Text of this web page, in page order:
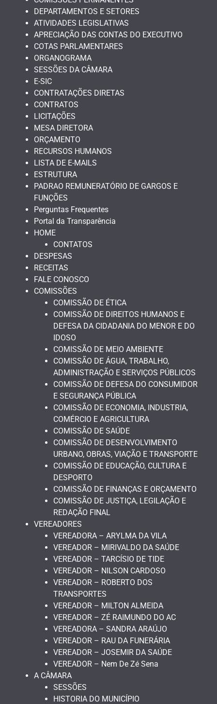
DEPARTAMENTOS E SETORES
ATIVIDADES LEGISLATIVAS
APRECIAÇÃO DAS CONTAS DO EXECUTIVO
COTAS PARLAMENTARES
ORGANOGRAMA
SESSÕES DA CÂMARA
E-SIC
CONTRATAÇÕES DIRETAS
CONTRATOS
LICITAÇÕES
MESA DIRETORA
ORÇAMENTO
RECURSOS HUMANOS
LISTA DE E-MAILS
ESTRUTURA
PADRAO REMUNERATÓRIO DE GARGOS E
FUNÇÕES
Perguntas Frequentes
Portal da Transparência
HOME
CONTATOS
DESPESAS
RECEITAS
FALE CONOSCO
COMISSÕES
COMISSÃO DE ÉTICA
COMISSÃO DE DIREITOS HUMANOS E
DEFESA DA CIDADANIA DO MENOR E DO
IDOSO
COMISSÃO DE MEIO AMBIENTE
COMISSÃO DE ÁGUA, TRABALHO,
ADMINISTRAÇÃO E SERVIÇOS PÚBLICOS
COMISSÃO DE DEFESA DO CONSUMIDOR
E SEGURANÇA PÚBLICA
COMISSÃO DE ECONOMIA, INDUSTRIA,
COMÉRCIO E AGRICULTURA
COMISSÃO DE SAÚDE
COMISSÃO DE DESENVOLVIMENTO
URBANO, OBRAS, VIAÇÃO E TRANSPORTE
COMISSÃO DE EDUCAÇÃO, CULTURA E
DESPORTO
COMISSÃO DE FINANÇAS E ORÇAMENTO
COMISSÃO DE JUSTIÇA, LEGILAÇÃO E
REDAÇÃO FINAL
VEREADORES
VEREADORA – ARYLMA DA VILA
VEREADOR – MIRIVALDO DA SAÚDE
VEREADOR – TARCÍSIO DE TIDE
VEREADOR – NILSON CARDOSO
VEREADOR – ROBERTO DOS
TRANSPORTES
VEREADOR – MILTON ALMEIDA
VEREADOR – ZÉ RAIMUNDO DO AC
VEREADORA – SANDRA ARAÚJO
VEREADOR – RAU DA FUNERÁRIA
VEREADOR – JOSEMIR DA SAÚDE
VEREADOR – Nem De Zé Sena
A CÂMARA
SESSÕES
HISTORIA DO MUNICÍPIO